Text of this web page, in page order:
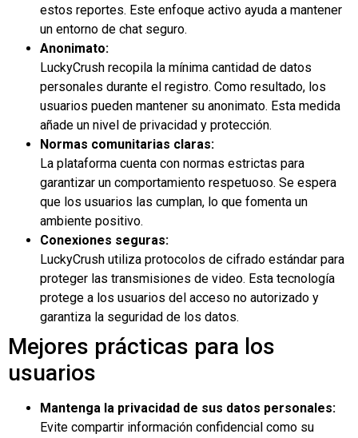
estos reportes. Este enfoque activo ayuda a mantener
un entorno de chat seguro.
Anonimato:
LuckyCrush recopila la mínima cantidad de datos
personales durante el registro. Como resultado, los
usuarios pueden mantener su anonimato. Esta medida
añade un nivel de privacidad y protección.
Normas comunitarias claras:
La plataforma cuenta con normas estrictas para
garantizar un comportamiento respetuoso. Se espera
que los usuarios las cumplan, lo que fomenta un
ambiente positivo.
Conexiones seguras:
LuckyCrush utiliza protocolos de cifrado estándar para
proteger las transmisiones de video. Esta tecnología
protege a los usuarios del acceso no autorizado y
garantiza la seguridad de los datos.
Mejores prácticas para los
usuarios
Mantenga la privacidad de sus datos personales:
Evite compartir información confidencial como su